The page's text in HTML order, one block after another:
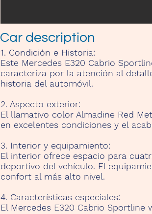
Car description
1. Condición e Historia:
Este Mercedes E320 Cabrio
caracteriza por la atención al
historia del automóvil.
2. Aspecto exterior:
El llamativo color Almadine Red
en excelentes condiciones y el
3. Interior y equipamiento:
El interior ofrece espacio para
deportivo del vehículo. El
confort al más alto nivel.
4. Características especiales:
El Mercedes E320 Cabrio